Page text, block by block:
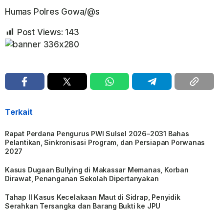
Humas Polres Gowa/@s
Post Views: 143
Terkait
Rapat Perdana Pengurus PWI Sulsel 2026–2031 Bahas
Pelantikan, Sinkronisasi Program, dan Persiapan Porwanas
2027
Kasus Dugaan Bullying di Makassar Memanas, Korban
Dirawat, Penanganan Sekolah Dipertanyakan
Tahap II Kasus Kecelakaan Maut di Sidrap, Penyidik
Serahkan Tersangka dan Barang Bukti ke JPU